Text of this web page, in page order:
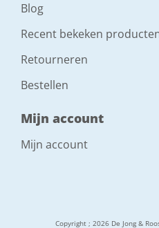
Blog
Recent bekeken
Retourneren
Bestellen
Mijn account
Mijn account
Copyright ; 2026 De Jong &